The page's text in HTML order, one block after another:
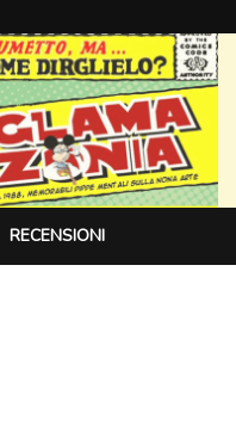
RECENSIONI